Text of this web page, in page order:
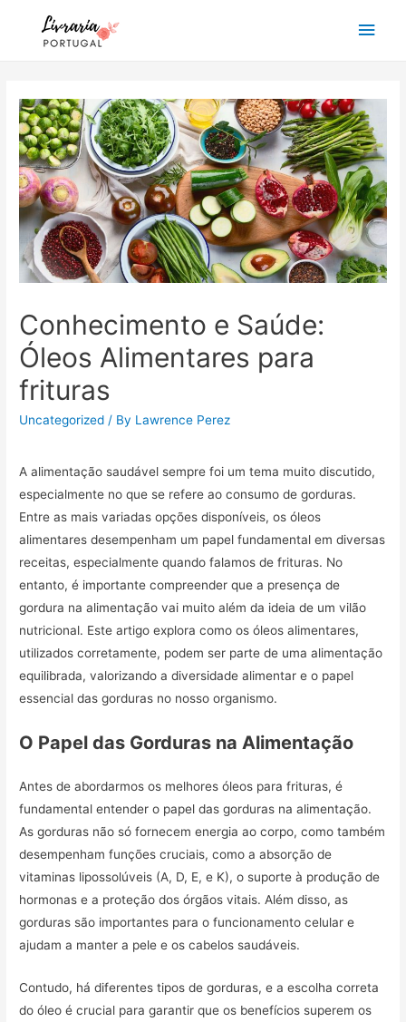
Main
Conhecimento e Saúde:
Óleos Alimentares para
frituras
Uncategorized / By Lawrence Perez
A alimentação saudável sempre foi um tema muito discutido,
especialmente no que se refere ao consumo de gorduras.
Entre as mais variadas opções disponíveis, os óleos
alimentares desempenham um papel fundamental em diversas
receitas, especialmente quando falamos de frituras. No
entanto, é importante compreender que a presença de
gordura na alimentação vai muito além da ideia de um vilão
nutricional. Este artigo explora como os óleos alimentares,
utilizados corretamente, podem ser parte de uma alimentação
equilibrada, valorizando a diversidade alimentar e o papel
essencial das gorduras no nosso organismo.
O Papel das Gorduras na Alimentação
Antes de abordarmos os melhores óleos para frituras, é
fundamental entender o papel das gorduras na alimentação.
As gorduras não só fornecem energia ao corpo, como também
desempenham funções cruciais, como a absorção de
vitaminas lipossolúveis (A, D, E, e K), o suporte à produção de
hormonas e a proteção dos órgãos vitais. Além disso, as
gorduras são importantes para o funcionamento celular e
ajudam a manter a pele e os cabelos saudáveis.
Contudo, há diferentes tipos de gorduras, e a escolha correta
do óleo é crucial para garantir que os benefícios superem os